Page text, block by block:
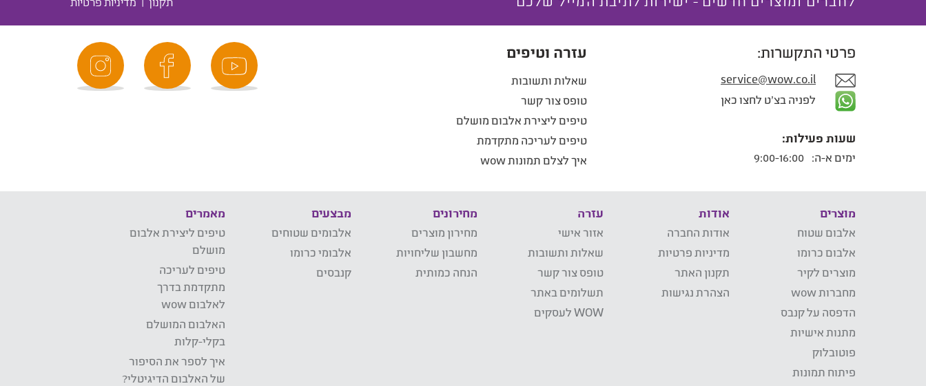
פרטי התקשרות:
service@wow.co.il
לפניה בצ'ט לחצו כאן
שעות פעילות:
ימים א-ה:
עזרה וטיפים
שאלות ותשובות
טופס צור קשר
טיפים ליצירת אלבום מושלם
טיפים לעריכה מתקדמת
איך לצלם תמונות wow
מוצרים
אלבום שטוח
אלבום כרומו
מוצרים לקיר
מחברות wow
הדפסה על קנבס
מתנות אישיות
פוטובלוק
פיתוח תמונות
אודות
אודות החברה
מדיניות פרטיות
תקנון האתר
הצהרת נגישות
עזרה
אזור אישי
שאלות ותשובות
טופס צור קשר
תשלומים באתר
WOW לעסקים
מחירונים
מחירון מוצרים
מחשבון שליחויות
הנחה כמותית
מבצעים
אלבומים שטוחים
אלבומי כרומו
קנבסים
מאמרים
טיפים ליצירת אלבום
מושלם
טיפים לעריכה
מתקדמת בדרך
לאלבום wow
האלבום המושלם
בקלי-קלות
איך לספר את הסיפור
של האלבום הדיגיטלי?